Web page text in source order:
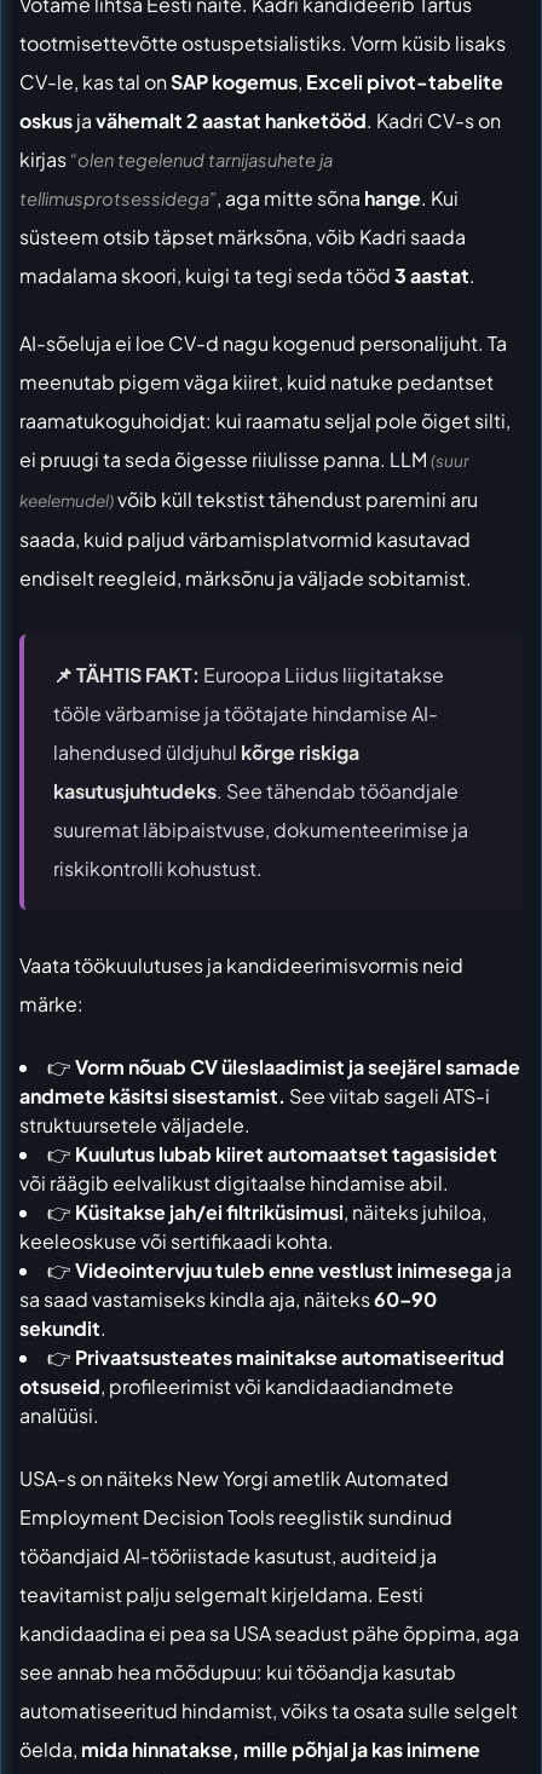
tootmisettevõtte ostuspetsialistiks. Vorm küsib lisaks
CV-le, kas tal onSAP kogemus, Exceli pivot-tabelite
oskusjavähemalt 2 aastat hanketööd. Kadri CV-s on
kirjas “olen tegelenud tarnijasuhete ja
tellimusprotsessidega”, aga mitte sõna hange. Kui
süsteem otsib täpset märksõna, võib Kadri saada
madalama skoori, kuigi ta tegi seda tööd3 aastat.
AI-sõeluja ei loe CV-d nagu kogenud personalijuht. Ta
meenutab pigem väga kiiret, kuid natuke pedantset
raamatukoguhoidjat: kui raamatu seljal pole õiget silti,
ei pruugi ta seda õigesse riiulisse panna. LLM (suur
keelemudel)võib küll tekstist tähendust paremini aru
saada, kuid paljud värbamisplatvormid kasutavad
endiselt reegleid, märksõnu ja väljade sobitamist.
📌 TÄHTIS FAKT: Euroopa Liidus liigitatakse
tööle värbamise ja töötajate hindamise AI-
lahendused üldjuhul kõrge riskiga
kasutusjuhtudeks. See tähendab tööandjale
suuremat läbipaistvuse, dokumenteerimise ja
riskikontrolli kohustust.
Vaata töökuulutuses ja kandideerimisvormis neid
märke:
👉Vorm nõuab CV üleslaadimist ja seejärel samade
andmete käsitsi sisestamist. See viitab sageli ATS-i
struktuursetele väljadele.
👉 Kuulutus lubab kiiret automaatset tagasisidet
või räägib eelvalikust digitaalse hindamise abil.
👉 Küsitakse jah/ei filtriküsimusi, näiteks juhiloa,
keeleoskuse või sertifikaadi kohta.
👉Videointervjuu tuleb enne vestlust inimesegaja
sa saad vastamiseks kindla aja, näiteks60–90
sekundit.
👉 Privaatsusteates mainitakse automatiseeritud
otsuseid, profileerimist või kandidaadiandmete
analüüsi.
USA-s on näiteks New Yorgi ametlikAutomated
Employment Decision Toolsreeglistik sundinud
tööandjaid AI-tööriistade kasutust, auditeid ja
teavitamist palju selgemalt kirjeldama. Eesti
kandidaadina ei pea sa USA seadust pähe õppima, aga
see annab hea mõõdupuu: kui tööandja kasutab
automatiseeritud hindamist, võiks ta osata sulle selgelt
öelda, mida hinnatakse, mille põhjal ja kas inimene